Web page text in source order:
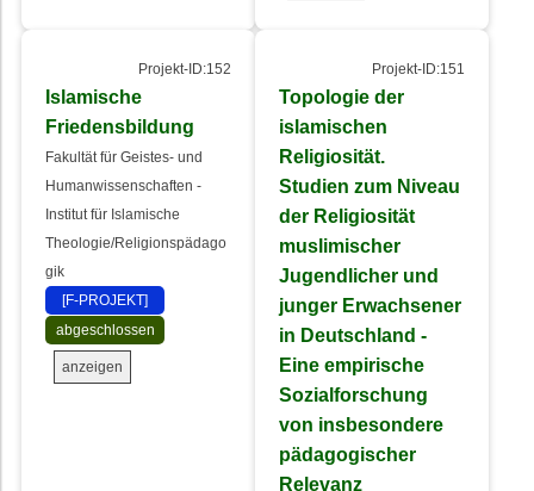
Projekt-ID:152
Islamische
Friedensbildung
Fakultät für Geistes- und
Humanwissenschaften -
Institut für Islamische
Theologie/Religionspädago
gik
[F-PROJEKT]
abgeschlossen
anzeigen
Projekt-ID:151
Topologie der
islamischen
Religiosität.
Studien zum Niveau
der Religiosität
muslimischer
Jugendlicher und
junger Erwachsener
in Deutschland -
Eine empirische
Sozialforschung
von insbesondere
pädagogischer
Relevanz